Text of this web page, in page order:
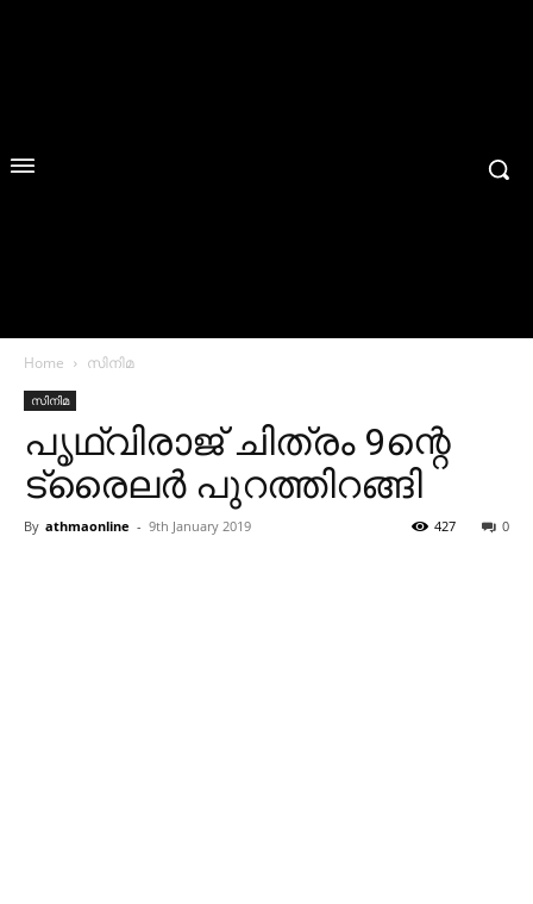
Home സിനിമ
സിനിമ
പൃഥ്വിരാജ് ചിത്രം 9ന്റെ
ട്രൈലർ പുറത്തിറങ്ങി
By athmaonline - 9th January 2019 0
427